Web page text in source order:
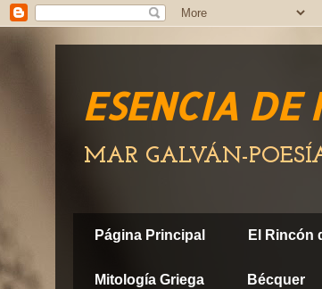
ESENCIA DE
MAR GALVÁN-
Página Principal El Rincón
Mitología Griega Bécquer